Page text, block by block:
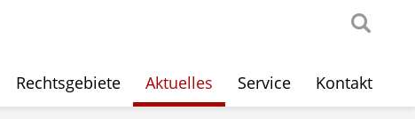
Rechtsgebiete Aktuelles Service Kontakt